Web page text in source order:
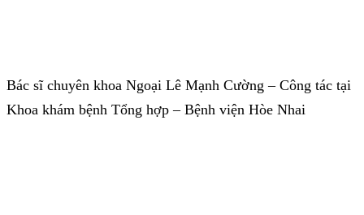
Bác sĩ chuyên khoa Ngoại Lê Mạnh Cường – Công tác tại
Khoa khám bệnh Tổng hợp – Bệnh viện Hòe Nhai